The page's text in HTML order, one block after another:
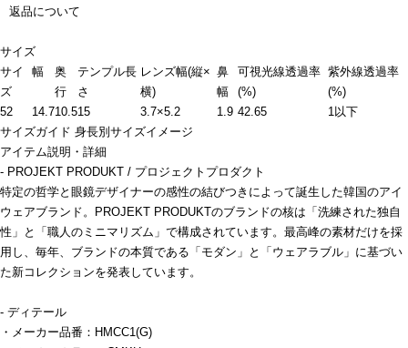
返品について
サイズ
サイ
ズ
幅
奥
行
テンプル長
さ
レンズ幅(縦×
横)
鼻
幅
可視光線透過率
(%)
紫外線透過率
(%)
52
14.710.515 3.7×5.2 1.9 42.65
1以下
サイズガイド 身長別サイズイメージ
アイテム説明・詳細
- PROJEKT PRODUKT / プロジェクトプロダクト
特定の哲学と眼鏡デザイナーの感性の結びつきによって誕生した韓国のアイ
ウェアブランド。PROJEKT PRODUKTのブランドの核は「洗練された独自
性」と「職人のミニマリズム」で構成されています。最高峰の素材だけを採
用し、毎年、ブランドの本質である「モダン」と「ウェアラブル」に基づい
た新コレクションを発表しています。
- ディテール
・メーカー品番：HMCC1(G)